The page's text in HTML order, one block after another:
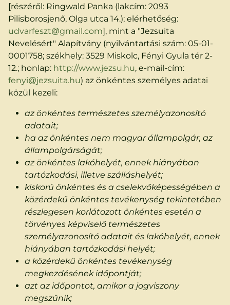
[részéről: Ringwald Panka (lakcím: 2093
Pilisborosjenő, Olga utca 14.); elérhetőség:
udvarfeszt@gmail.com], mint a "Jezsuita
Nevelésért" Alapítvány (nyilvántartási szám: 05-01-
0001758; székhely: 3529 Miskolc, Fényi Gyula tér 2-
12.; honlap: http://www.jezsu.hu, e-mail-cím:
fenyi@jezsuita.hu) az önkéntes személyes adatai
közül kezeli:
az önkéntes természetes személyazonosító
adatait;
ha az önkéntes nem magyar állampolgár, az
állampolgárságát;
az önkéntes lakóhelyét, ennek hiányában
tartózkodási, illetve szálláshelyét;
kiskorú önkéntes és a cselekvőképességében a
közérdekű önkéntes tevékenység tekintetében
részlegesen korlátozott önkéntes esetén a
törvényes képviselő természetes
személyazonosító adatait és lakóhelyét, ennek
hiányában tartózkodási helyét;
a közérdekű önkéntes tevékenység
megkezdésének időpontját;
azt az időpontot, amikor a jogviszony
megszűnik;